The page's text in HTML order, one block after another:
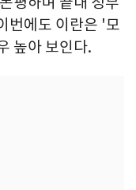
번에도 이란은 '모
높아 보인다.